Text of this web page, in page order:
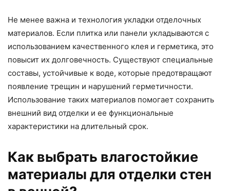
Не менее важна и технология укладки отделочных
материалов. Если плитка или панели укладываются с
использованием качественного клея и герметика, это
повысит их долговечность. Существуют специальные
составы, устойчивые к воде, которые предотвращают
появление трещин и нарушений герметичности.
Использование таких материалов помогает сохранить
внешний вид отделки и ее функциональные
характеристики на длительный срок.
Как выбрать влагостойкие
материалы для отделки стен